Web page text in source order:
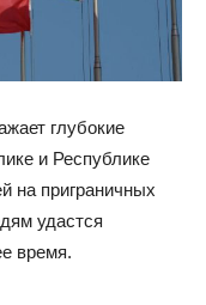
глубокие
и Республике
на приграничных
удастся
время.